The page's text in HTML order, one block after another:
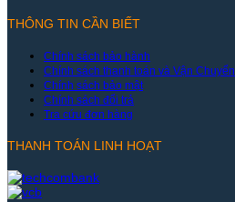
THÔNG TIN CẦN BIẾT
Chính sách bảo hành
Chính sách thanh toán và Vận Chuyển
Chính sách bảo mật
Chính sách đổi trả
Tra cứu đơn hàng
THANH TOÁN LINH HOẠT